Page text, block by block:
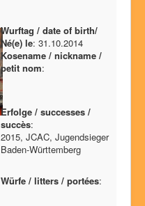
Wurftag / date of birth/
Né(e) le: 31.10.2014
Kosename / nickname /
petit nom:
Erfolge / successes /
succès:
2015, JCAC, Jugendsieger
Baden-Württemberg
Würfe / litters / portées: